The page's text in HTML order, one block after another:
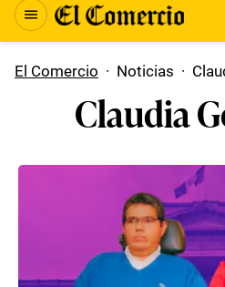
El Comercio · Noticias ·
Claudia